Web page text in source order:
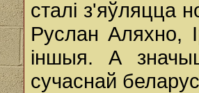
сталі з'яўляцца
Руслан Аляхно,
іншыя. А
сучаснай